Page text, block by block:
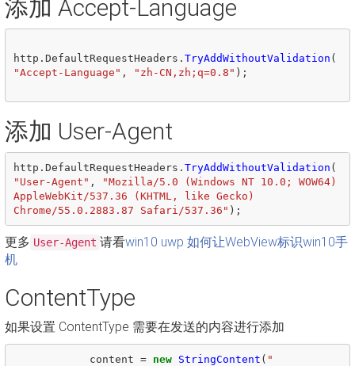
添加 Accept-Language
http . DefaultRequestHeaders . TryAddWithoutValidation (
"Accept-Language" , "zh-CN,zh;q=0.8" );
添加 User-Agent
http . DefaultRequestHeaders . TryAddWithoutValidation (
"User-Agent" ,
"Mozilla/5.0 (Windows NT 10.0; WOW64)
AppleWebKit/537.36 (KHTML, like Gecko)
Chrome/55.0.2883.87 Safari/537.36" );
更多 User-Agent 请看win10 uwp 如何让WebView标识win10手
机
ContentType
如果设置 ContentType 需要在发送的内容进行添加
content = new StringContent ( "